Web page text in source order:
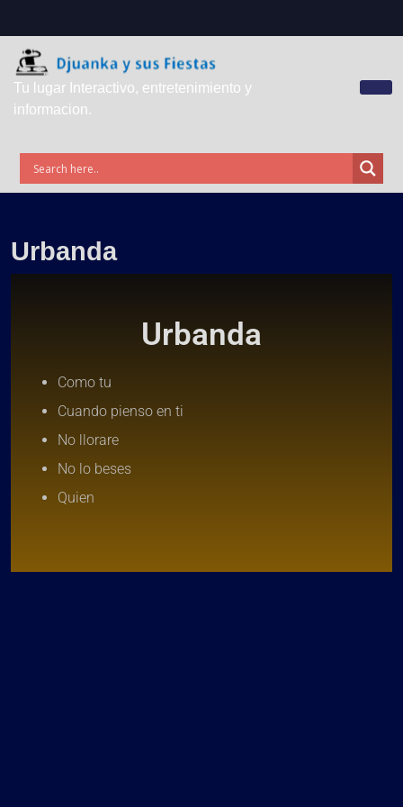
Tu lugar Interactivo, entretenimiento y
informacion.
Urbanda
Urbanda
Como tu
Cuando pienso en ti
No llorare
No lo beses
Quien